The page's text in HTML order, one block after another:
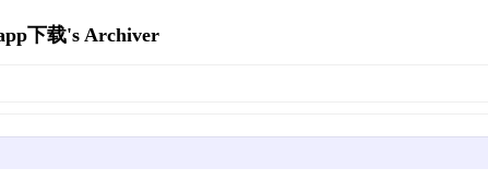
下载's Archiver